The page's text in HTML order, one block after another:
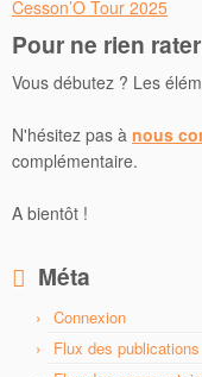
Cesson’O Tour 2025
Pour ne rien
Vous débutez ? Les
N'hésitez pas à nous
complémentaire.
A bientôt !
Méta
Connexion
Flux des publications